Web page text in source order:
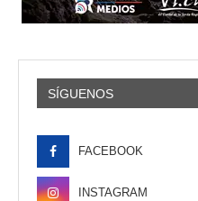
SÍGUENOS
FACEBOOK
INSTAGRAM